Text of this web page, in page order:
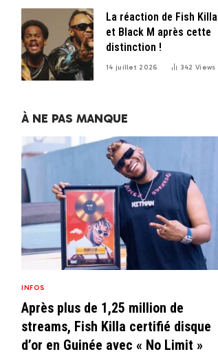
La réaction de Fish Killa
et Black M après cette
distinction !
14 juillet 2026 342Views
À NE PAS MANQUE
INFOS
Après plus de 1,25 million de
streams, Fish Killa certifié disque
d’or en Guinée avec « No Limit »